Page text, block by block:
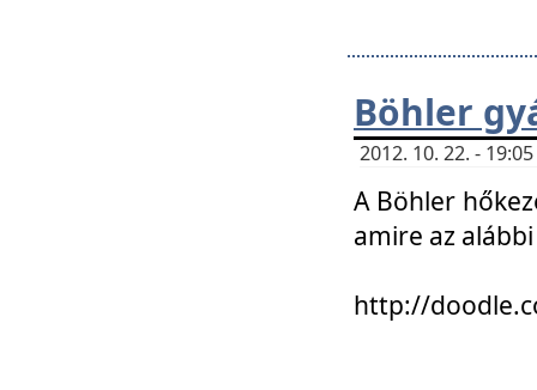
Böhler
2012. 10. 22. -
A Böhler
amire az
http://